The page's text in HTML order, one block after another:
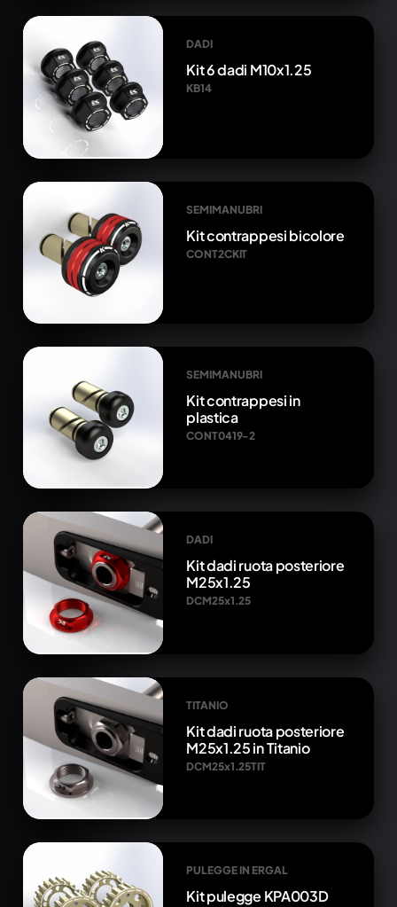
DADI
Kit 6 dadi M10x1.25
KB14
SEMIMANUBRI
Kit contrappesi bicolore
CONT2CKIT
SEMIMANUBRI
Kit contrappesi in
plastica
CONT0419-2
DADI
Kit dadi ruota posteriore
M25x1.25
DCM25x1.25
TITANIO
Kit dadi ruota posteriore
M25x1.25 in Titanio
DCM25x1.25TIT
PULEGGE IN ERGAL
Kit pulegge KPA003D